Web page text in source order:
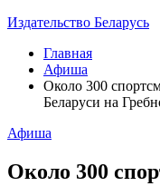
Издательство Беларусь
Главная
Афиша
Около 300
Беларуси на
Афиша
Около 300